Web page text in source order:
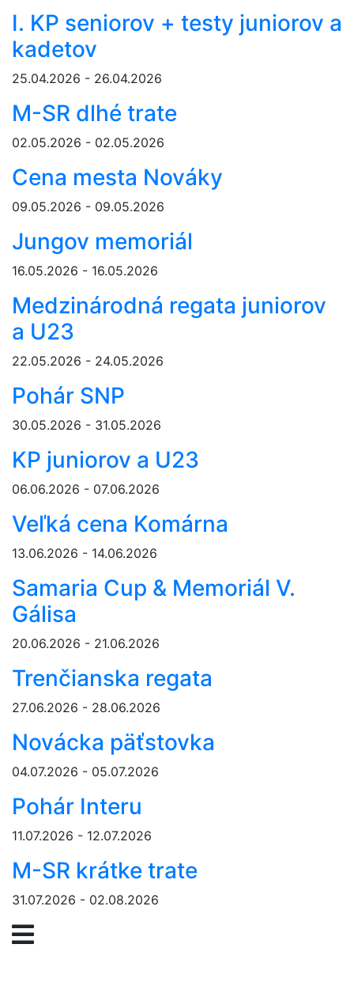
I. KP seniorov + testy juniorov a
kadetov
25.04.2026 - 26.04.2026
M-SR dlhé trate
02.05.2026 - 02.05.2026
Cena mesta Nováky
09.05.2026 - 09.05.2026
Jungov memoriál
16.05.2026 - 16.05.2026
Medzinárodná regata juniorov
a U23
22.05.2026 - 24.05.2026
Pohár SNP
30.05.2026 - 31.05.2026
KP juniorov a U23
06.06.2026 - 07.06.2026
Veľká cena Komárna
13.06.2026 - 14.06.2026
Samaria Cup & Memoriál V.
Gálisa
20.06.2026 - 21.06.2026
Trenčianska regata
27.06.2026 - 28.06.2026
Novácka päťstovka
04.07.2026 - 05.07.2026
Pohár Interu
11.07.2026 - 12.07.2026
M-SR krátke trate
31.07.2026 - 02.08.2026